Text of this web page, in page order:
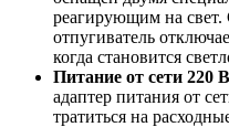
реагирующим на
отпугиватель
когда становится
Питание от сети 220 В
адаптер питания от
тратиться на